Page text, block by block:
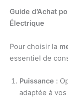
Guide d’Achat
Électrique
Pour choisir la
essentiel de
Puissance :
adaptée à